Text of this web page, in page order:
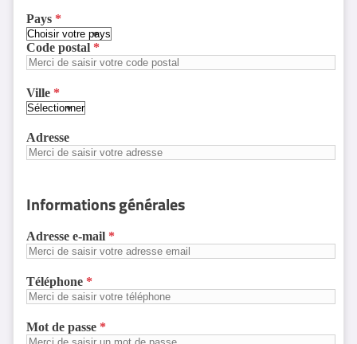
Pays
Code postal
Ville
Adresse
Informations générales
Adresse e-mail
Téléphone
Mot de passe